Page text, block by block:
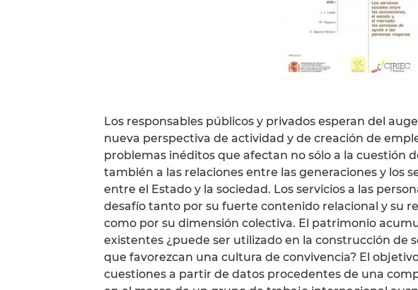
Los responsables públicos y privados esperan del
nueva perspectiva de actividad y de creación de
problemas inéditos que afectan no sólo a la cuestión
también a las relaciones entre las generaciones y los
entre el Estado y la sociedad. Los servicios a las
desafío tanto por su fuerte contenido relacional y su
como por su dimensión colectiva. El patrimonio
existentes ¿puede ser utilizado en la construcción de
que favorezcan una cultura de convivencia? El
cuestiones a partir de datos procedentes de una